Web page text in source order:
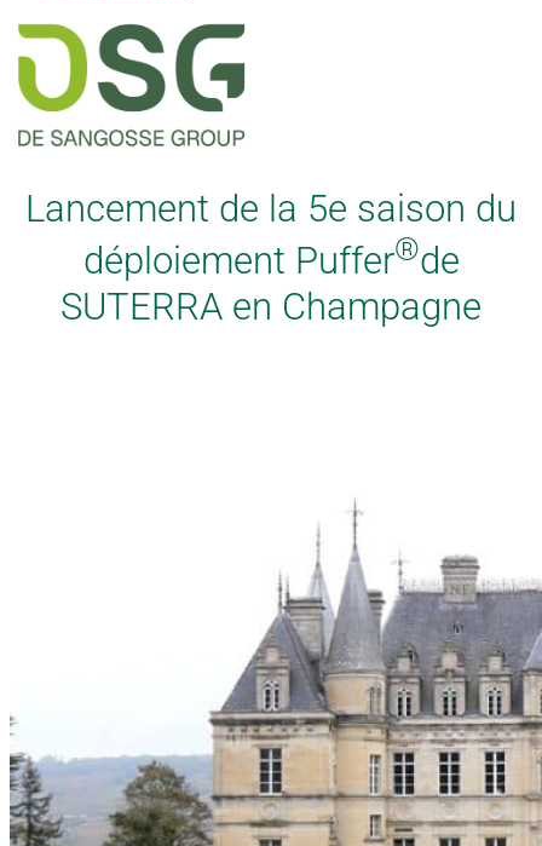
Lancement de la 5e saison du
déploiement Puffer®de
SUTERRA en Champagne